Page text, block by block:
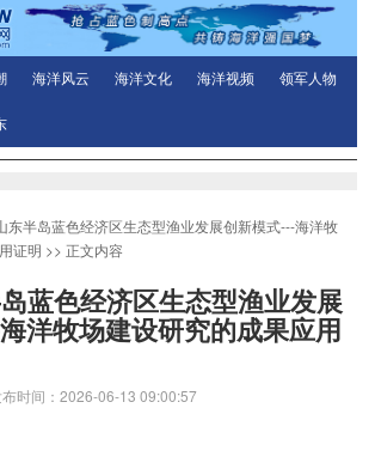
海洋风云 海洋文化 海洋视频 领军人物
东半岛蓝色经济区生态型渔业发展创新模式---海洋牧
证明 >> 正文内容
蓝色经济区生态型渔业发展
洋牧场建设研究的成果应用
间：2026-06-13 09:00:57